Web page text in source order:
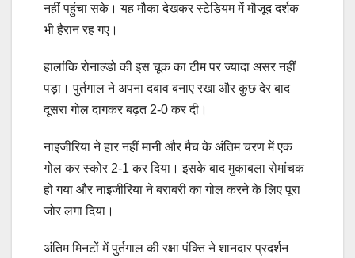
नहीं पहुंचा सके। यह मौका देखकर स्टेडियम में मौजूद दर्शक
भी हैरान रह गए।
हालांकि रोनाल्डो की इस चूक का टीम पर ज्यादा असर नहीं
पड़ा। पुर्तगाल ने अपना दबाव बनाए रखा और कुछ देर बाद
दूसरा गोल दागकर बढ़त 2-0 कर दी।
नाइजीरिया ने हार नहीं मानी और मैच के अंतिम चरण में एक
गोल कर स्कोर 2-1 कर दिया। इसके बाद मुकाबला रोमांचक
हो गया और नाइजीरिया ने बराबरी का गोल करने के लिए पूरा
जोर लगा दिया।
अंतिम मिनटों में पुर्तगाल की रक्षा पंक्ति ने शानदार प्रदर्शन